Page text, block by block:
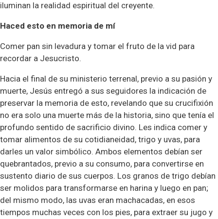
iluminan la realidad espiritual del creyente.
Haced esto en memoria de mí
Comer pan sin levadura y tomar el fruto de la vid para
recordar a Jesucristo.
Hacia el final de su ministerio terrenal, previo a su pasión y
muerte, Jesús entregó a sus seguidores la indicación de
preservar la memoria de esto, revelando que su crucifixión
no era solo una muerte más de la historia, sino que tenía el
profundo sentido de sacrificio divino. Les indica comer y
tomar alimentos de su cotidianeidad, trigo y uvas, para
darles un valor simbólico. Ambos elementos debían ser
quebrantados, previo a su consumo, para convertirse en
sustento diario de sus cuerpos. Los granos de trigo debían
ser molidos para transformarse en harina y luego en pan;
del mismo modo, las uvas eran machacadas, en esos
tiempos muchas veces con los pies, para extraer su jugo y